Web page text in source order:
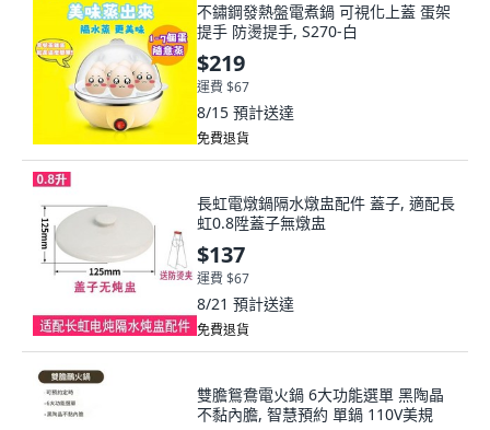
不鏽鋼發熱盤電煮鍋 可視化上蓋 蛋架
提手 防燙提手, S270-白
$219
運費 $67
8/15 預計送達
免費退貨
長虹電燉鍋隔水燉盅配件 蓋子, 適配長
虹0.8陞蓋子無燉盅
$137
運費 $67
8/21 預計送達
免費退貨
雙膽鴛鴦電火鍋 6大功能選單 黑陶晶
不黏內膽, 智慧預約 單鍋 110V美規